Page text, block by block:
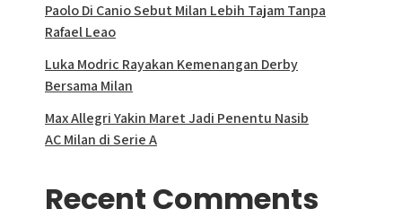
Paolo Di Canio Sebut Milan Lebih Tajam Tanpa
Rafael Leao
Luka Modric Rayakan Kemenangan Derby
Bersama Milan
Max Allegri Yakin Maret Jadi Penentu Nasib
AC Milan di Serie A
Recent Comments